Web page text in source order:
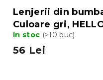
Lenjerii din
Culoare gri,
In stoc (>10 buc)
56 Lei